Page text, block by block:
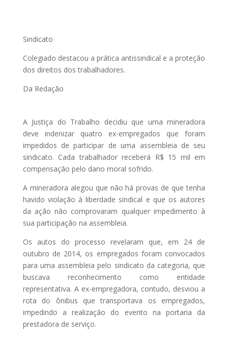
Sindicato
Colegiado destacou a prática antissindical e a proteção
dos direitos dos trabalhadores.
Da Redação
A Justiça do Trabalho decidiu que uma mineradora
deve indenizar quatro ex-empregados que foram
impedidos de participar de uma assembleia de seu
sindicato. Cada trabalhador receberá R$ 15 mil em
compensação pelo dano moral sofrido.
A mineradora alegou que não há provas de que tenha
havido violação à liberdade sindical e que os autores
da ação não comprovaram qualquer impedimento à
sua participação na assembleia.
Os autos do processo revelaram que, em 24 de
outubro de 2014, os empregados foram convocados
para uma assembleia pelo sindicato da categoria, que
buscava reconhecimento como entidade
representativa. A ex-empregadora, contudo, desviou a
rota do ônibus que transportava os empregados,
impedindo a realização do evento na portaria da
prestadora de serviço.